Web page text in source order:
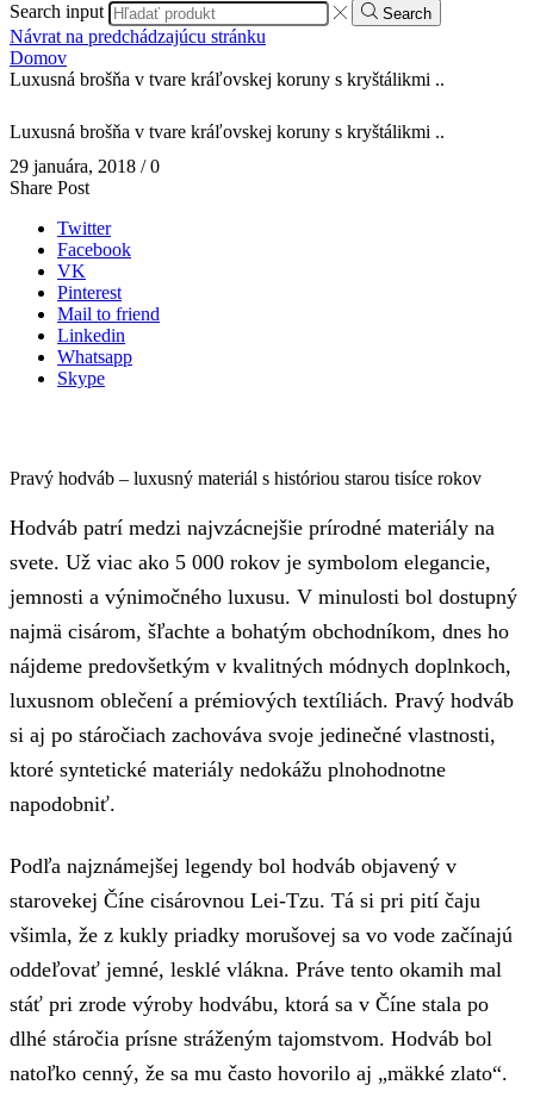
Search input
Search
Návrat na predchádzajúcu stránku
Domov
Luxusná brošňa v tvare kráľovskej koruny s kryštálikmi ..
Luxusná brošňa v tvare kráľovskej koruny s kryštálikmi ..
29 januára, 2018 / 0
Share Post
Twitter
Facebook
VK
Pinterest
Mail to friend
Linkedin
Whatsapp
Skype
Pravý hodváb – luxusný materiál s históriou starou tisíce rokov
Hodváb patrí medzi najvzácnejšie prírodné materiály na
svete. Už viac ako 5 000 rokov je symbolom elegancie,
jemnosti a výnimočného luxusu. V minulosti bol dostupný
najmä cisárom, šľachte a bohatým obchodníkom, dnes ho
nájdeme predovšetkým v kvalitných módnych doplnkoch,
luxusnom oblečení a prémiových textíliách. Pravý hodváb
si aj po stáročiach zachováva svoje jedinečné vlastnosti,
ktoré syntetické materiály nedokážu plnohodnotne
napodobniť.
Podľa najznámejšej legendy bol hodváb objavený v
starovekej Číne cisárovnou Lei-Tzu. Tá si pri pití čaju
všimla, že z kukly priadky morušovej sa vo vode začínajú
oddeľovať jemné, lesklé vlákna. Práve tento okamih mal
stáť pri zrode výroby hodvábu, ktorá sa v Číne stala po
dlhé stáročia prísne stráženým tajomstvom. Hodváb bol
natoľko cenný, že sa mu často hovorilo aj „mäkké zlato“.